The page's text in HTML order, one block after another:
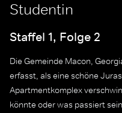
Studentin
Staffel 1, Folge 2
Die Gemeinde Macon,
erfasst, als eine schöne
Apartmentkomplex
könnte oder was passiert